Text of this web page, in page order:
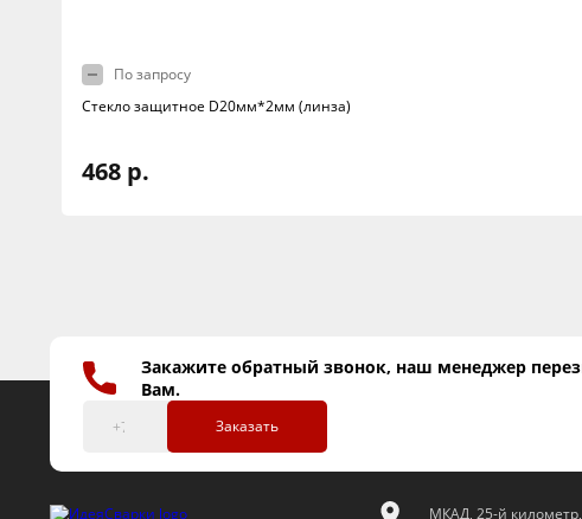
По запросу
Стекло защитное D20мм*2мм (линза)
468 р.
Закажите обратный звонок, наш менеджер
Вам.
Заказать
МКАД, 25-й километр,